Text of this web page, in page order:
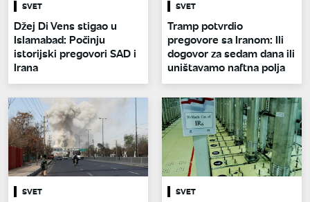
SVET
Džej Di Vens stigao u
Islamabad: Počinju
istorijski pregovori SAD i
Irana
SVET
Tramp potvrdio
pregovore sa Iranom: Ili
dogovor za sedam dana ili
uništavamo naftna polja
SVET SVET